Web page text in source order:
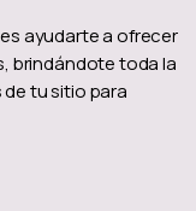
ayudarte a ofrecer
brindándote toda la
tu sitio para